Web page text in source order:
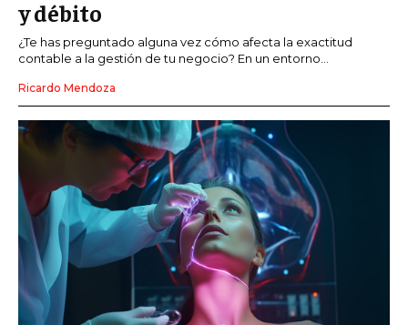
y débito
¿Te has preguntado alguna vez cómo afecta la exactitud
contable a la gestión de tu negocio? En un entorno...
Ricardo Mendoza